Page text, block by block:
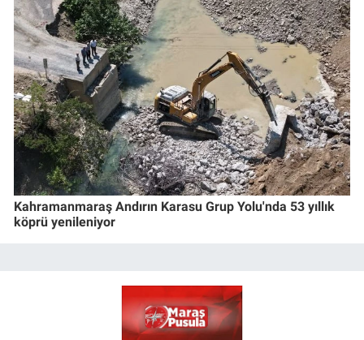
Kahramanmaraş Andırın Karasu Grup Yolu'nda 53 yıllık
köprü yenileniyor